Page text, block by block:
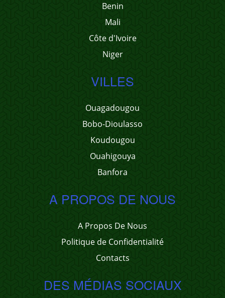
Benin
Mali
Côte d'Ivoire
Niger
VILLES
Ouagadougou
Bobo-Dioulasso
Koudougou
Ouahigouya
Banfora
A PROPOS DE NOUS
A Propos De Nous
Politique de Confidentialité
Contacts
DES MÉDIAS SOCIAUX